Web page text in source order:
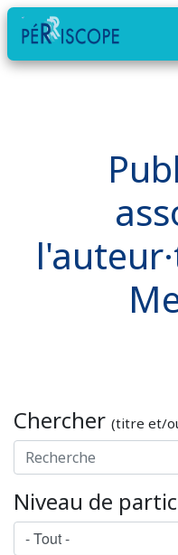
Chercher (titre et/
Niveau de